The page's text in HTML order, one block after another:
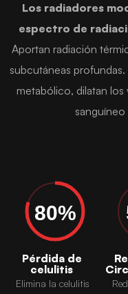
Los radiadores
espectro de
Aportan radiación
subcutáneas
metabólico, dilatan
80%
Pérdida de
celulitis
Elimina la celulitis